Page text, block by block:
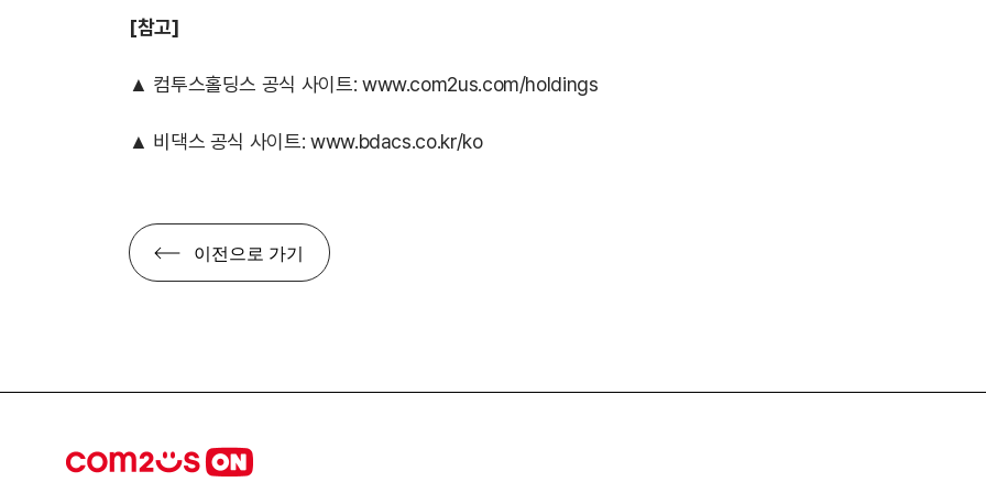
[참고]
▲ 컴투스홀딩스 공식 사이트: www.com2us.com/holdings
▲ 비댁스 공식 사이트: www.bdacs.co.kr/ko
이전으로 가기